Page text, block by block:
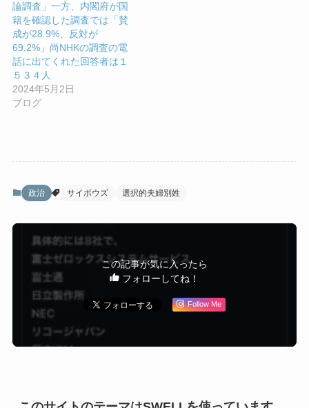
論調査」一方、内閣府が国
籍を確認した調査では「賛
成が28.9%、反対が
69.2%」尚NHKの調査の電
話に出てくれた回答者は１
５３４人
2024年5月2日
ブログ
政治 サイボウズ 選択的夫婦別姓
この記事が気に入ったら
フォローしてね！
Follow Me